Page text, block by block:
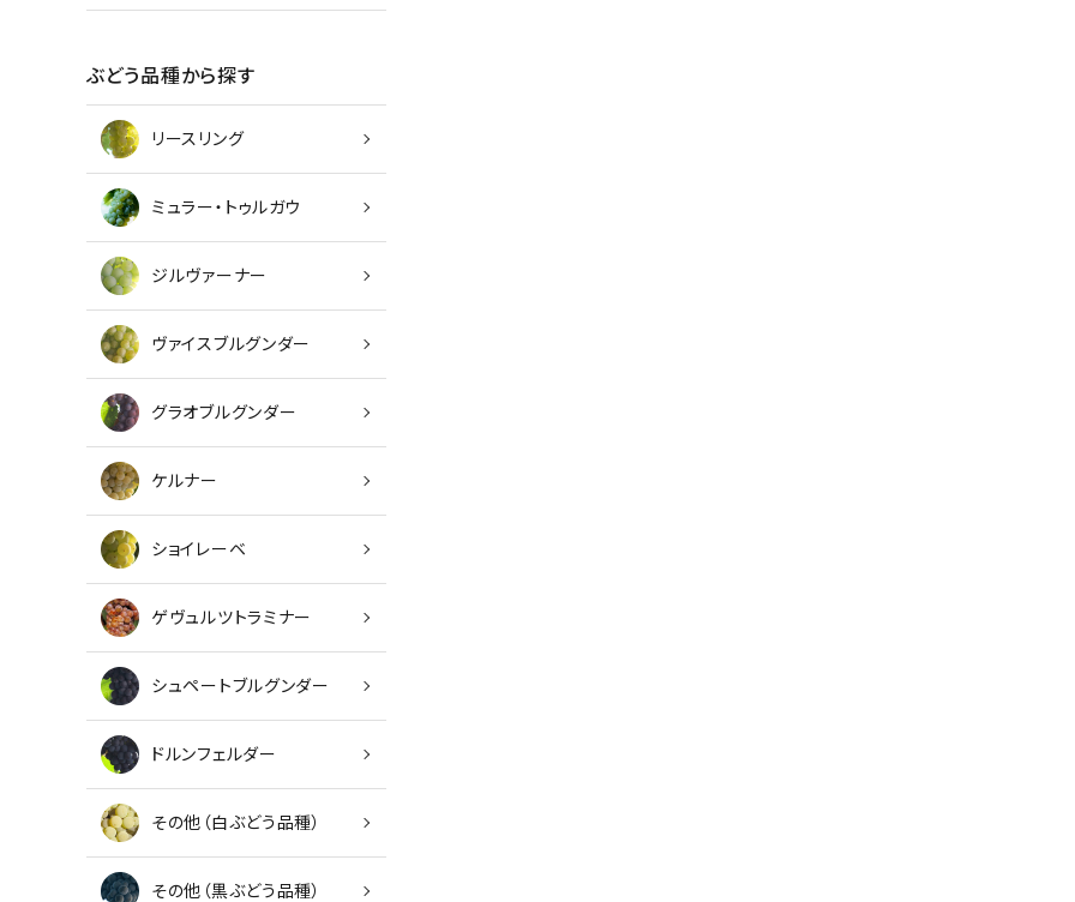
ぶどう品種から探す
リースリング
ミュラー・トゥルガウ
ジルヴァーナー
ヴァイスブルグンダー
グラオブルグンダー
ケルナー
ショイレーベ
ゲヴュルツトラミナー
シュペートブルグンダー
ドルンフェルダー
その他（白ぶどう品種）
その他（黒ぶどう品種）